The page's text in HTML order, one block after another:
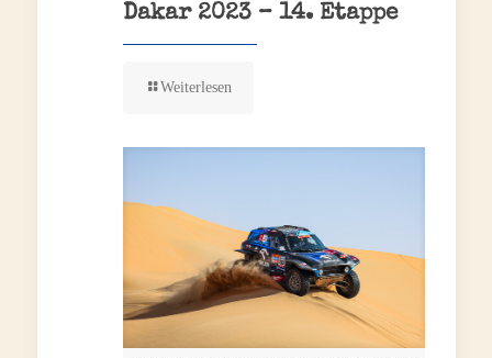
Dakar 2023 – 14. Etappe
Weiterlesen